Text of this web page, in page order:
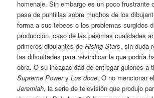
homenaje. Sin embargo es un poco frustrante
pasa de puntillas sobre muchos de los
forma a sus tebeos o los problemas surgidos
producción, caso de las pésimas cualidades
primeros dibujantes deRising Stars, sin duda
las dificultades para reivindicar la que podría
obra. O su incapacidad de entregar guiones a
Supreme PoweryLos doce. O no mencionar
Jeremiah, la serie de televisión que produjo